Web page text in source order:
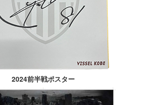
2024前半戦ポスター